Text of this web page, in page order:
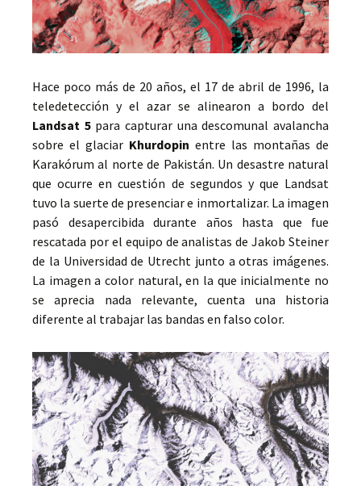
Hace poco más de 20 años, el 17 de abril de 1996, la
teledetección y el azar se alinearon a bordo del
Landsat 5para capturar una descomunal avalancha
sobre el glaciar Khurdopin entre las montañas de
Karakórum al norte de Pakistán. Un desastre natural
que ocurre en cuestión de segundos y que Landsat
tuvo la suerte de presenciar e inmortalizar. La imagen
pasó desapercibida durante años hasta que fue
rescatada por el equipo de analistas de Jakob Steiner
de la Universidad de Utrecht junto a otras imágenes.
La imagen a color natural, en la que inicialmente no
se aprecia nada relevante, cuenta una historia
diferente al trabajar las bandas en falso color.